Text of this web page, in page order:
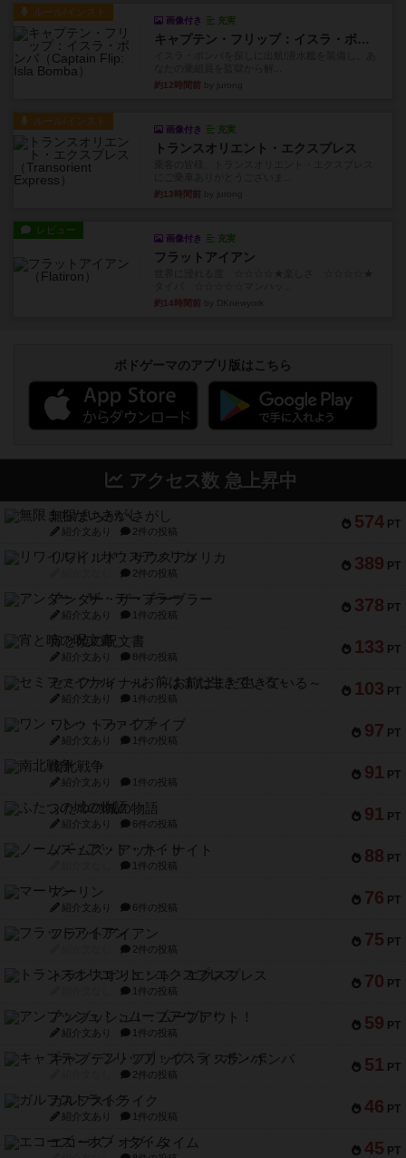
ルール/インスト
画像付き 充実
キャプテン・フリップ：イスラ・ボンバ
約12時間前
ルール/インスト
画像付き 充実
トランスオリエント・エクスプレス
約13時間前
レビュー
画像付き 充実
フラットアイアン
約14時間前
ボドゲーマのアプリ版はこちら
アクセス数 急上昇中
574 PT
無限まちがいさがし
紹介文あり 2件の投稿
389 PT
リワイルド：サウスアメリカ
2件の投稿
378 PT
アンダー・ザ・テーブラー
紹介文あり 1件の投稿
133 PT
宵と暁の呪文書
紹介文あり 8件の投稿
103 PT
セミファイナル ～お前はまだ生きている～
紹介文あり 1件の投稿
97 PT
ワン・トゥ・ファイブ
紹介文あり 1件の投稿
91 PT
南北戦争
紹介文あり 1件の投稿
91 PT
ふたつの城の物語
紹介文あり 6件の投稿
88 PT
ノームズ・アット・ナイト
1件の投稿
76 PT
マーリン
紹介文あり 6件の投稿
75 PT
フラットアイアン
2件の投稿
70 PT
トランスオリエント・エクスプレス
1件の投稿
59 PT
アンブッシュ！：ムーブアウト！
紹介文あり 1件の投稿
51 PT
キャプテン・フリップ：イスラ・ボンバ
2件の投稿
46 PT
ガルフストライク
紹介文あり 1件の投稿
45 PT
エコーズ・オブ・タイム